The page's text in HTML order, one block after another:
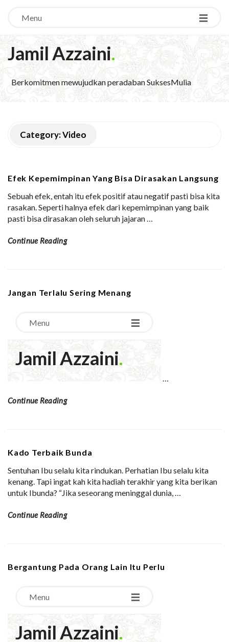
Menu
Jamil Azzaini.
Berkomitmen mewujudkan peradaban SuksesMulia
Category:Video
Efek Kepemimpinan Yang Bisa Dirasakan Langsung
Sebuah efek, entah itu efek positif atau negatif pasti bisa kita
rasakan. Seperti halnya efek dari kepemimpinan yang baik
pasti bisa dirasakan oleh seluruh jajaran…
Continue Reading
Jangan Terlalu Sering Menang
…
Continue Reading
Kado Terbaik Bunda
Sentuhan Ibu selalu kita rindukan. Perhatian Ibu selalu kita
kenang. Tapi ingat kah kita hadiah terakhir yang kita berikan
untuk Ibunda? “Jika seseorang meninggal dunia,…
Continue Reading
Bergantung Pada Orang Lain Itu Perlu